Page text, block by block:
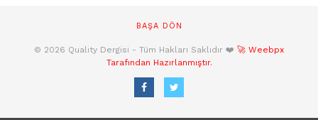
BAŞA DÖN
© 2026 Quality Dergisi - Tüm Hakları Saklıdır ❤️ 🚀 Weebpx
Tarafından Hazırlanmıştır.